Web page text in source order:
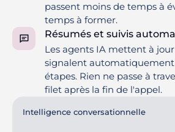
passent moins de temps à
temps à former.
Résumés et suivis
Les agents IA mettent à
signalent automatiquement
étapes. Rien ne passe à
filet après la fin de l'appel.
Intelligence conversationnelle